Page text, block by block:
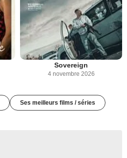
Sovereign
4 novembre 2026
Ses meilleurs films / séries